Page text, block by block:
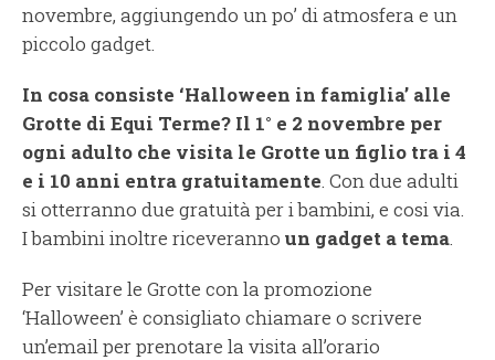
novembre, aggiungendo un po’ di atmosfera e un
piccolo gadget.
In cosa consiste ‘Halloween in famiglia’ alle
Grotte di Equi Terme? Il 1° e 2 novembre per
ogni adulto che visita le Grotte un figlio tra i 4
e i 10 anni entra gratuitamente. Con due adulti
si otterranno due gratuità per i bambini, e cosi via.
I bambini inoltre riceveranno un gadget a tema.
Per visitare le Grotte con la promozione
‘Halloween’ è consigliato chiamare o scrivere
un’email per prenotare la visita all’orario